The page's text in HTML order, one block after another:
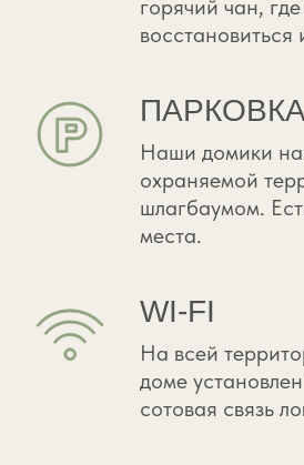
ДОМ ПАУЗА
вместе: без дел, без спешки, только вы, лес и
уют...
ФОТО И ЦЕНЫ